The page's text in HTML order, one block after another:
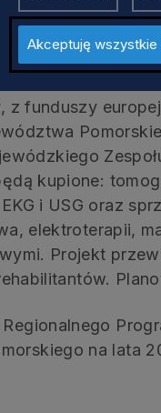
z funduszy
kupione:
i USG oraz
elektroterapii,
Projekt
na lata
Akceptuję wszystkie